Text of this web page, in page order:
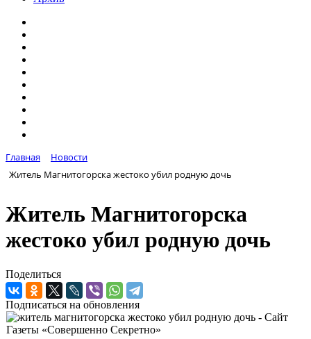
Главная
Новости
Житель Магнитогорска жестоко убил родную дочь
Житель Магнитогорска
жестоко убил родную дочь
Поделиться
Подписаться на обновления